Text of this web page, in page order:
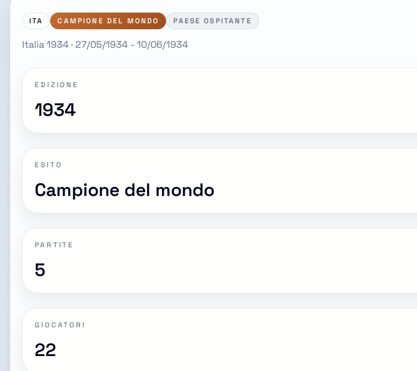
ITA CAMPIONE DEL MONDO PAESE OSPITANTE
Italia 1934 · 27/05/1934 - 10/06/1934
EDIZIONE
1934
ESITO
Campione del mondo
PARTITE
5
GIOCATORI
22